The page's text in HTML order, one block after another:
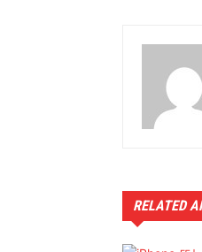
RELATED